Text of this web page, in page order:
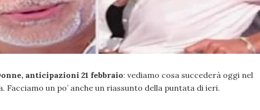
anticipazioni 21 febbraio: vediamo cosa succederà oggi nel
Facciamo un po’ anche un riassunto della puntata di ieri.